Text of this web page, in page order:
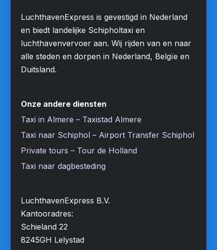
LuchthavenExpress is gevestigd in Nederland
en biedt landelijke Schipholtaxi en
luchthavenvervoer aan. Wij rijden van en naar
alle steden en dorpen in Nederland, Belgïe en
Duitsland.
Onze andere diensten
Taxi in Almere – Taxistad Almere
Taxi naar Schiphol – Airport Transfer Schiphol
Private tours – Tour de Holland
Taxi naar dagbesteding
LuchthavenExpress B.V.
Kantooradres:
Schieland 22
8245GH Lelystad